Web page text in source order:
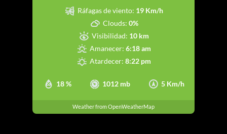
18 % 1012 mb 5 Km/h
Ráfagas de viento: 19 Km/h
Clouds: 0%
Visibilidad: 10 km
Amanecer: 6:18 am
Atardecer: 8:22 pm
Weather from OpenWeatherMap